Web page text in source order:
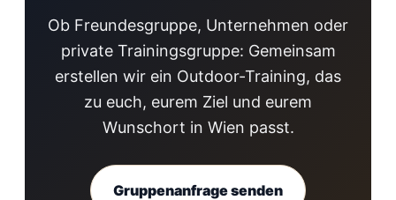
Ob Freundesgruppe, Unternehmen oder
private Trainingsgruppe: Gemeinsam
erstellen wir ein Outdoor-Training, das
zu euch, eurem Ziel und eurem
Wunschort in Wien passt.
Gruppenanfrage senden